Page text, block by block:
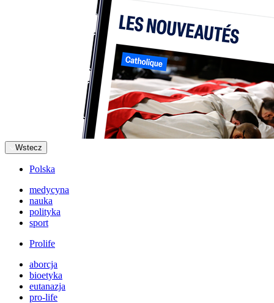
Wstecz
Polska
medycyna
nauka
polityka
sport
Prolife
aborcja
bioetyka
eutanazja
pro-life